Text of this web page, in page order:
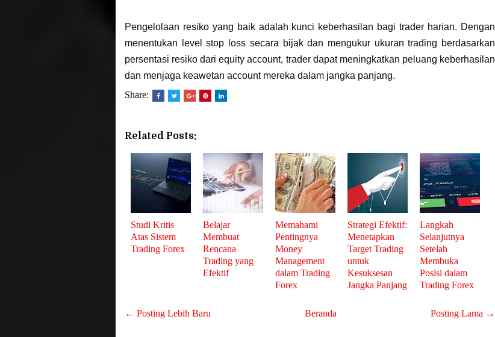
Pengelolaan resiko yang baik adalah kunci keberhasilan bagi trader harian. Dengan
menentukan level stop loss secara bijak dan mengukur ukuran trading berdasarkan
persentasi resiko dari equity account, trader dapat meningkatkan peluang keberhasilan
dan menjaga keawetan account mereka dalam jangka panjang.
Share:
Related Posts:
Studi Kritis
Atas Sistem
Trading Forex
Belajar
Membuat
Rencana
Trading yang
Efektif
Memahami
Pentingnya
Money
Management
dalam Trading
Forex
Strategi Efektif:
Menetapkan
Target Trading
untuk
Kesuksesan
Jangka Panjang
Langkah
Selanjutnya
Setelah
Membuka
Posisi dalam
Trading Forex
← Posting Lebih Baru Posting Lama →
Beranda